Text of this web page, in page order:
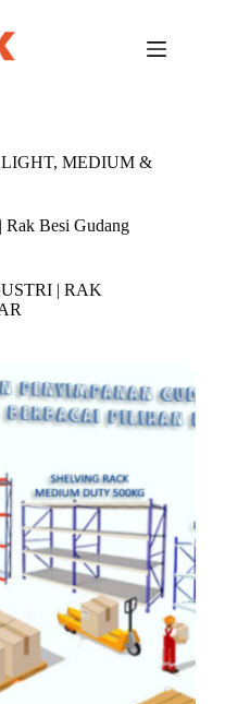
MEDIUM &
Besi Gudang
| RAK